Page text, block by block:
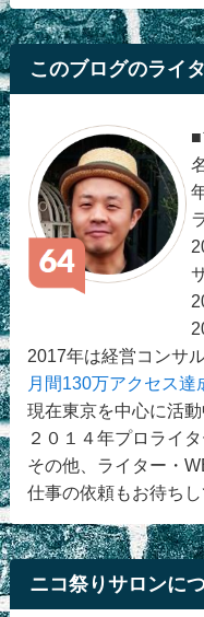
このブログのライ
2017年は経営コンサ
月間130万アクセス達
現在東京を中心に活動
２０１４年プロライ
その他、ライター・
仕事の依頼もお待ち
ニコ祭りサロンに